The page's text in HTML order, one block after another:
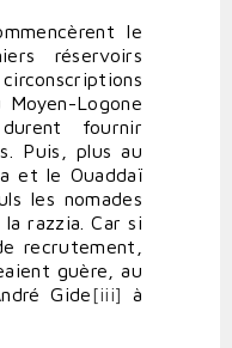
le
réservoirs
Moyen-Logone
fournir
Puis, plus au
et le Ouaddaï
les nomades
razzia. Car si
recrutement,
guère, au
Gide[iii]
à